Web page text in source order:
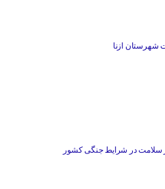
شهرستان ازنا
سلامت در شرایط جنگی کشور